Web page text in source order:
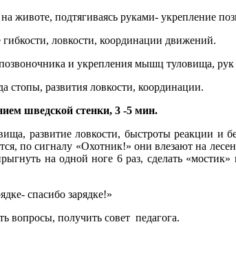
животе, подтягиваясь руками- укрепление
ловкости, координации движений.
и укрепления мышц туловища, рук
развития ловкости, координации.
шведской стенки, 3 -5 мин.
развитие ловкости, быстроты реакции и
по сигналу «Охотник!» они влезают на
на одной ноге 6 раз, сделать
спасибо зарядке!»
вопросы, получить совет педагога.